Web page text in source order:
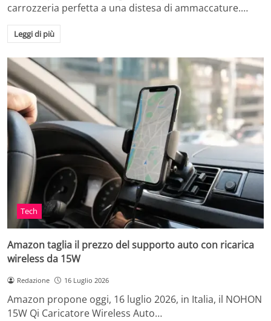
carrozzeria perfetta a una distesa di ammaccature.…
Leggi di più
Tech
Amazon taglia il prezzo del supporto auto con ricarica
wireless da 15W
Redazione 16 Luglio 2026
Amazon propone oggi, 16 luglio 2026, in Italia, il NOHON
15W Qi Caricatore Wireless Auto…